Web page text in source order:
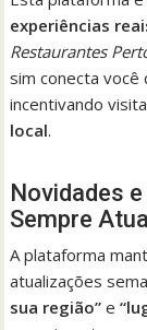
experiências
Restaurantes
sim conecta
incentivando
local.
Novidades
Sempre
A plataforma
atualizações
sua região” e